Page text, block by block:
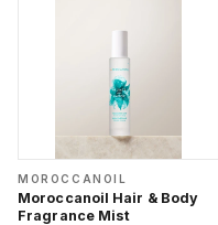
MOROCCANOIL
Moroccanoil Hair & Body
Fragrance Mist